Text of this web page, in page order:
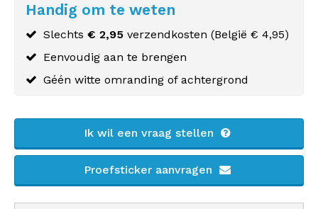
Handig om te weten
Slechts € 2,95 verzendkosten (België € 4,95)
Eenvoudig aan te brengen
Géén witte omranding of achtergrond
Ik wil een vraag stellen
Proefsticker aanvragen